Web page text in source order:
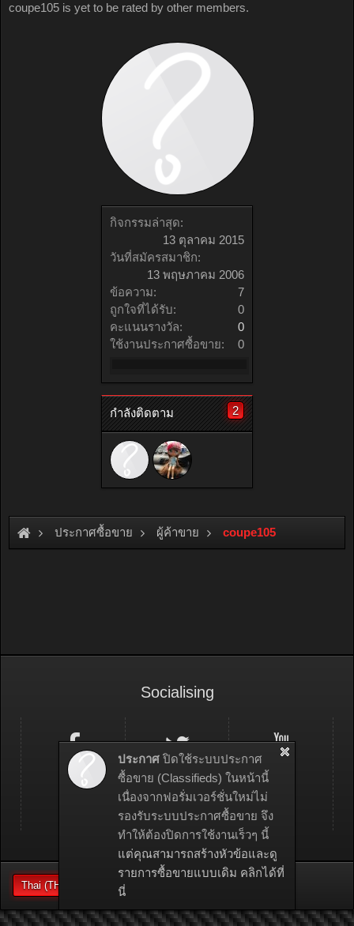
ประกาศ ปิดใช้ระบบประกาศ
ซื้อขาย (Classifieds) ในหน้านี้
เนื่องจากฟอรั่มเวอร์ชั่นใหม่ไม่
รองรับระบบประกาศซื้อขาย จึง
ทำให้ต้องปิดการใช้งานเร็วๆ นี้
แต่คุณสามารถสร้างหัวข้อและดู
รายการซื้อขายแบบเดิม คลิกได้ที่
นี่
กิจกรรมล่าสุด:
13 ตุลาคม 2015
วันที่สมัครสมาชิก:
13 พฤษภาคม 2006
ข้อความ:
7
ถูกใจที่ได้รับ:
0
คะแนนรางวัล:
0
ใช้งานประกาศซื้อขาย:
0
กำลังติดตาม 2
coupe105 is yet to be rated by other members.
ประกาศซื้อขาย ผู้ค้าขาย coupe105
Socialising
Thai (TH)